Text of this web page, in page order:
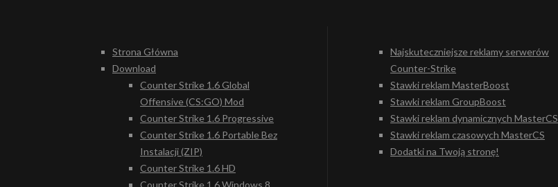
Strona Główna
Download
Counter Strike 1.6 Global
Offensive (CS:GO) Mod
Counter Strike 1.6 Progressive
Counter Strike 1.6 Portable Bez
Instalacji (ZIP)
Counter Strike 1.6 HD
Counter Strike 1.6 Windows 8
Najskuteczniejsze reklamy serwerów
Counter-Strike
Stawki reklam MasterBoost
Stawki reklam GroupBoost
Stawki reklam dynamicznych MasterCS
Stawki reklam czasowych MasterCS
Dodatki na Twoją stronę!